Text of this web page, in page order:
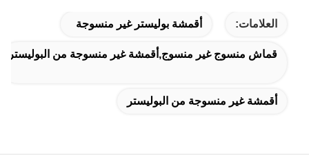
العلامات: أقمشة بوليستر غير منسوجة
قماش منسوج غير منسوج,أقمشة غير منسوجة من البوليستر
أقمشة غير منسوجة من البوليستر